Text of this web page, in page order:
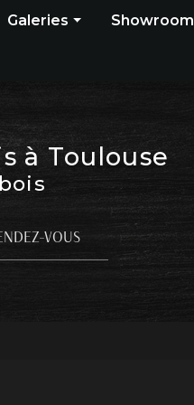
Galeries
Pergola
Parquet
Showroom
à Toulouse
VOUS